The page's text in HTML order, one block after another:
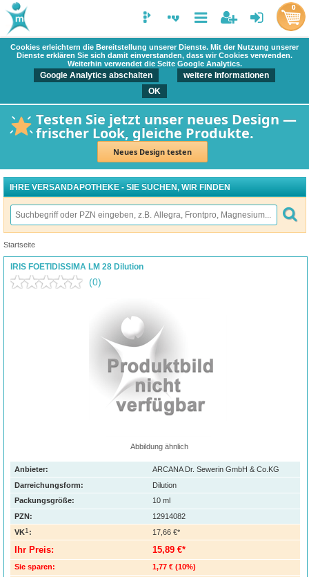
Cookies erleichtern die Bereitstellung unserer Dienste. Mit der Nutzung unserer
Dienste erklären Sie sich damit einverstanden, dass wir Cookies verwenden.
Weiterhin verwendet die Seite Google Analytics.
Google Analytics abschalten
weitere Informationen
OK
Testen Sie jetzt unser neues Design —
frischer Look, gleiche Produkte.
Neues Design testen
0
IHRE VERSANDAPOTHEKE - SIE SUCHEN, WIR FINDEN
Startseite
IRIS FOETIDISSIMA LM 28 Dilution
(0)
Abbildung ähnlich
Anbieter:
ARCANA Dr. Sewerin GmbH & Co.KG
Darreichungsform:
Dilution
Packungsgröße:
10 ml
PZN:
12914082
VK1: 17,66 €*
Ihr Preis: 15,89 €*
Sie sparen: 1,77 € (10%)